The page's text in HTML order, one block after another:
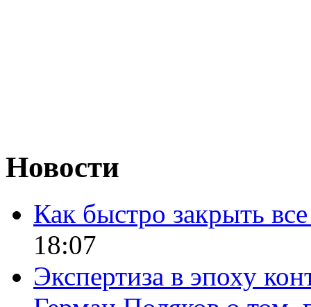
Новости
Как быстро закрыть
18:07
Экспертиза в эпоху